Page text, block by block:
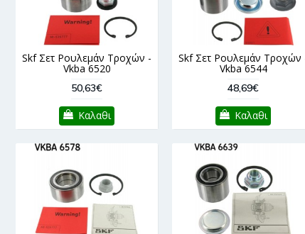
Skf Σετ Ρουλεμάν Τροχών -
Vkba 6520
50,63€
Καλαθι
Skf Σετ Ρουλεμάν Τροχών
Vkba 6544
48,69€
Καλαθι